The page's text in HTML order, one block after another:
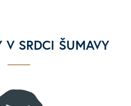
V SRDCI ŠUMAVY